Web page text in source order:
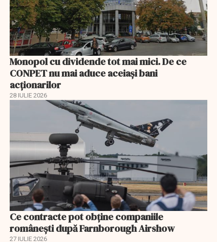
Monopol cu dividende tot mai mici. De ce
CONPET nu mai aduce aceiași bani
acționarilor
28 IULIE 2026
Ce contracte pot obține companiile
românești după Farnborough Airshow
27 IULIE 2026